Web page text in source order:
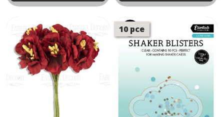
10 pce